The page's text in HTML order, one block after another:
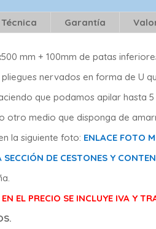
Garantía
mm + 100mm de patas
nervados en forma de U
que podamos apilar hasta 5
otro medio que disponga de
la siguiente foto: ENLACE FOTO
SECCIÓN DE CESTONES Y
EL PRECIO SE INCLUYE IVA Y